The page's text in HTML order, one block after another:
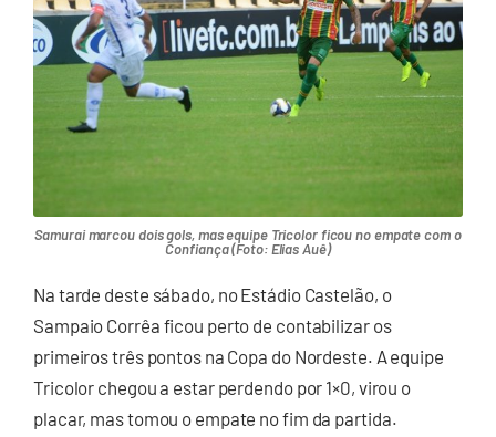
Samurai marcou dois gols, mas equipe Tricolor ficou no empate com o
Confiança (Foto: Elias Auê)
Na tarde deste sábado, no Estádio Castelão, o
Sampaio Corrêa ficou perto de contabilizar os
primeiros três pontos na Copa do Nordeste. A equipe
Tricolor chegou a estar perdendo por 1×0, virou o
placar, mas tomou o empate no fim da partida.